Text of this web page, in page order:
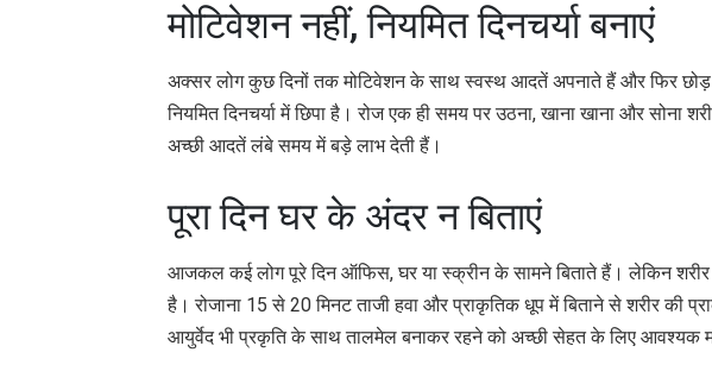
मोटिवेशन नहीं, नियमित दिनचर्या बनाएं
अक्सर लोग कुछ दिनों तक मोटिवेशन के साथ स्वस्थ आदतें अपनाते हैं और फिर
नियमित दिनचर्या में छिपा है। रोज एक ही समय पर उठना, खाना खाना और सोना
अच्छी आदतें लंबे समय में बड़े लाभ देती हैं।
पूरा दिन घर के अंदर न बिताएं
आजकल कई लोग पूरे दिन ऑफिस, घर या स्क्रीन के सामने बिताते हैं। लेकिन शरीर
है। रोजाना 15 से 20 मिनट ताजी हवा और प्राकृतिक धूप में बिताने से शरीर की
आयुर्वेद भी प्रकृति के साथ तालमेल बनाकर रहने को अच्छी सेहत के लिए आवश्यक